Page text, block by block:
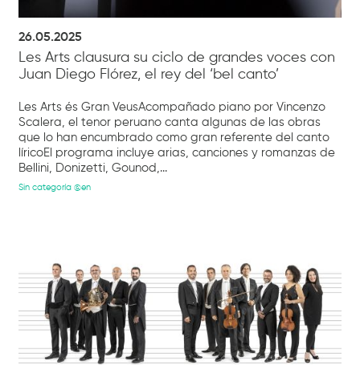
26.05.2025
Les Arts clausura su ciclo de grandes voces con
Juan Diego Flórez, el rey del ‘bel canto’
Les Arts és Gran VeusAcompañado piano por Vincenzo
Scalera, el tenor peruano canta algunas de las obras
que lo han encumbrado como gran referente del canto
líricoEl programa incluye arias, canciones y romanzas de
Bellini, Donizetti, Gounod,...
Sin categoría @en